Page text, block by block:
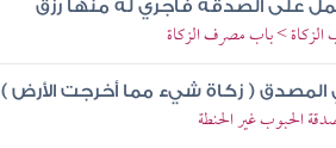
على الصدقة فأجري له منها رزق
الزكاة > باب مصرف الزكاة
( زكاة شيء مما أخرجت الأرض )
الحبوب غير الحنطة